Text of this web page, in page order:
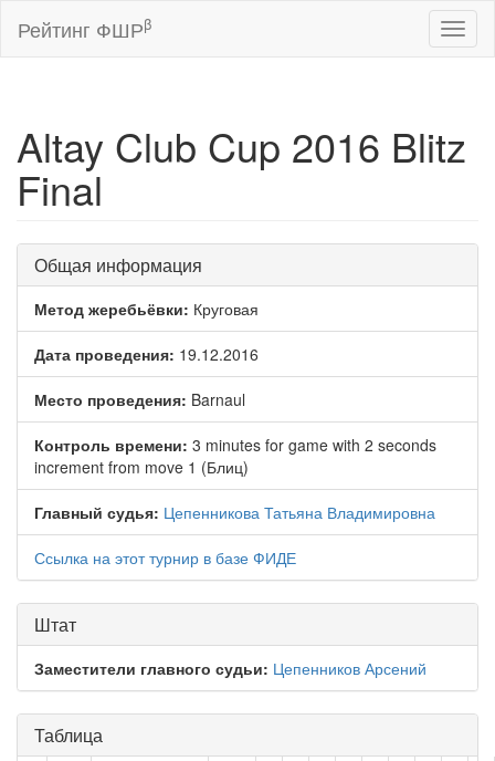
Рейтинг ФШРβ
Altay Club Cup 2016 Blitz
Final
Общая информация
Метод жеребьёвки: Круговая
Дата проведения: 19.12.2016
Место проведения: Barnaul
Контроль времени: 3 minutes for game with 2 seconds
increment from move 1 (Блиц)
Главный судья: Цепенникова Татьяна Владимировна
Ссылка на этот турнир в базе ФИДЕ
Штат
Заместители главного судьи: Цепенников Арсений
Таблица